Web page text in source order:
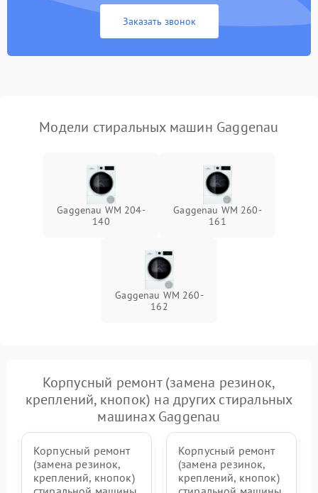
Заказать звонок
Модели стиральных машин Gaggenau
Gaggenau WM 204-
140
Gaggenau WM 260-
161
Gaggenau WM 260-
162
Корпусный ремонт (замена резинок,
креплений, кнопок) на других стиральных
машинах Gaggenau
Корпусный ремонт
(замена резинок,
креплений, кнопок)
Корпусный ремонт
(замена резинок,
креплений, кнопок)